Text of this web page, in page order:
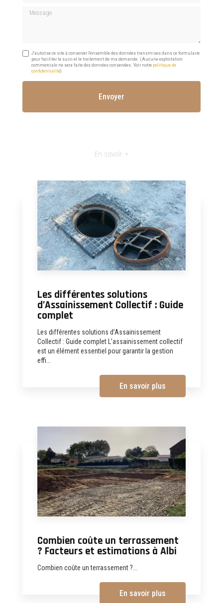
Message
J'autorise ce site à conserver l'ensemble des données transmises dans ce formulaire
pour faciliter le suivi et le traitement de ma demande. (Aucune exploitation
commerciale ne sera faite des données conservées. Voir notre politique de
confidentialité)
En savoir +
Les différentes solutions
d’Assainissement Collectif : Guide
complet
Les différentes solutions d’Assainissement
Collectif : Guide complet L’assainissement collectif
est un élément essentiel pour garantir la gestion
effi...
En savoir plus
Combien coûte un terrassement
? Facteurs et estimations à Albi
Combien coûte un terrassement ?...
En savoir plus